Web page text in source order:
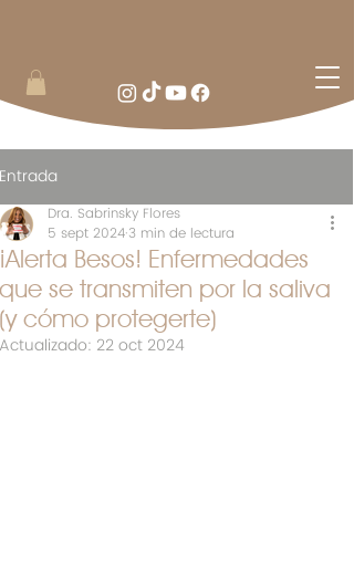
Entrada
¡Alerta Besos! Enfermedades
que se transmiten por la saliva
(y cómo protegerte)
Dra. Sabrinsky Flores
5 sept 2024 3 min de lectura
Actualizado: 22 oct 2024